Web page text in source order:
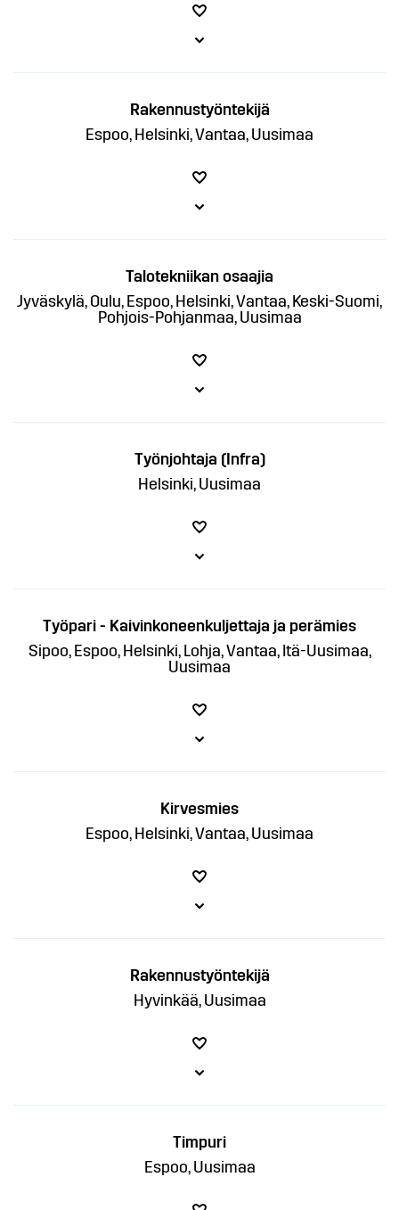
Rakennustyöntekijä
Espoo, Helsinki, Vantaa, Uusimaa
Talotekniikan osaajia
Jyväskylä, Oulu, Espoo, Helsinki, Vantaa, Keski-Suomi,
Pohjois-Pohjanmaa, Uusimaa
Työnjohtaja (Infra)
Helsinki, Uusimaa
Työpari - Kaivinkoneenkuljettaja ja perämies
Sipoo, Espoo, Helsinki, Lohja, Vantaa, Itä-Uusimaa,
Uusimaa
Kirvesmies
Espoo, Helsinki, Vantaa, Uusimaa
Rakennustyöntekijä
Hyvinkää, Uusimaa
Timpuri
Espoo, Uusimaa